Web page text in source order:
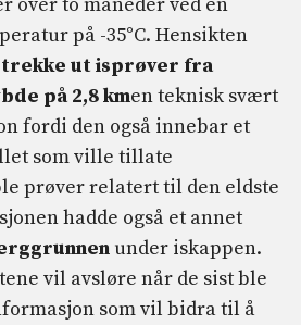
på -35°C. Hensikten
trekke ut isprøver fra
på 2,8 kmen teknisk svært
fordi den også innebar et
som ville tillate
prøver relatert til den eldste
hadde også et annet
under iskappen.
vil avsløre når de sist ble
som vil bidra til å